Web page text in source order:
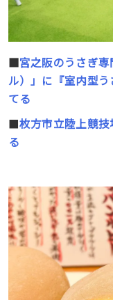
■宮之阪のうさぎ
ル）」に『室内型
てる
■枚方市立陸上競
る